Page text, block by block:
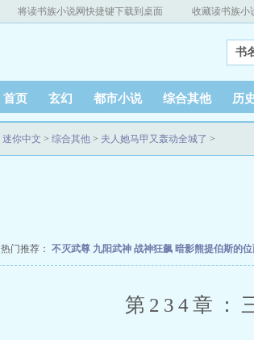
将读书族小说网快捷键下载到桌面 收藏读书族小
书
首页 玄幻 都市小说 综合其他 历
迷你中文 > 综合其他 > 夫人她马甲又轰动全城了 >
热门推荐： 不灭武尊 九阳武神 战神狂飙 暗影熊提伯斯的
第234章：三